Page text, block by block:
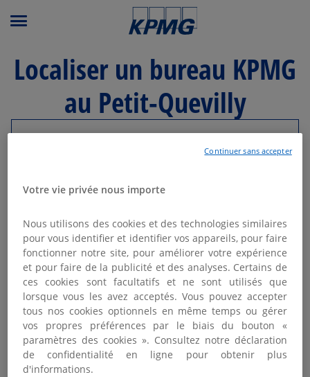
Menu principal
Localiser un bureau KPMG
au Petit-Quevilly
Liste
1
6.84 km
KPMG BOIS GUILLAUME - ROUEN
71 avenue Antoine de Saint Exupéry
76235 Bois Guillaume
02 76 61 24 34
Ouvert aujourd'hui de 08:30 - 12:30 et
14:00 - 17:00
Nous contacter
Votre vie privée nous importe
Nous utilisons des cookies et des technologies similaires
pour vous identifier et identifier vos appareils, pour faire
fonctionner notre site, pour améliorer votre expérience
et pour faire de la publicité et des analyses. Certains de
ces cookies sont facultatifs et ne sont utilisés que
lorsque vous les avez acceptés. Vous pouvez accepter
tous nos cookies optionnels en même temps ou gérer
vos propres préférences par le biais du bouton «
paramètres des cookies ». Consultez notre déclaration
de confidentialité en ligne pour obtenir plus
d'informations.
Continuer sans accepter